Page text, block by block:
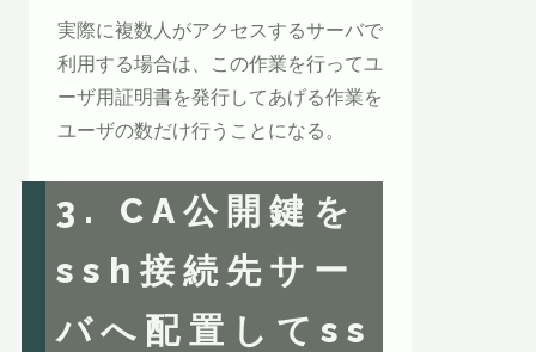
実際に複数人がアクセスするサーバで
利用する場合は、この作業を行ってユ
ーザ用証明書を発行してあげる作業を
ユーザの数だけ行うことになる。
3. CA公開鍵を
ssh接続先サー
バへ配置してss